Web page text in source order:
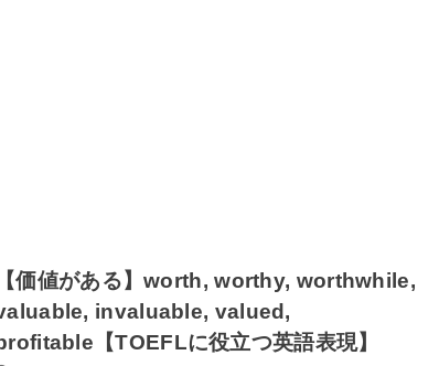
【価値がある】worth, worthy, worthwhile,
invaluable, valued,
【TOEFLに役立つ英語表現】